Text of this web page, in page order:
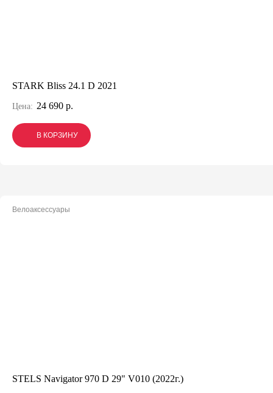
STARK Bliss 24.1 D 2021
Цена: 24 690 р.
В КОРЗИНУ
В КОРЗИНУ
В КОРЗИНУ
Велоаксессуары
STELS Navigator 970 D 29" V010 (2022г.)